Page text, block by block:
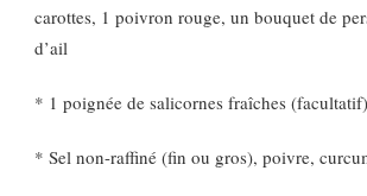
carottes, 1 poivron rouge, un bouquet de
d’ail
* 1 poignée de salicornes fraîches (facultatif)
* Sel non-raffiné (fin ou gros), poivre,